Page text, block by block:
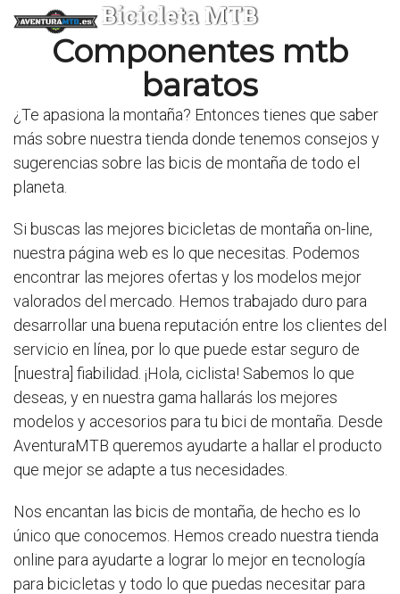
Bicicleta MTB
Componentes mtb
baratos
¿Te apasiona la montaña? Entonces tienes que saber
más sobre nuestra tienda donde tenemos consejos y
sugerencias sobre las bicis de montaña de todo el
planeta.
Si buscas las mejores bicicletas de montaña on-line,
nuestra página web es lo que necesitas. Podemos
encontrar las mejores ofertas y los modelos mejor
valorados del mercado. Hemos trabajado duro para
desarrollar una buena reputación entre los clientes del
servicio en línea, por lo que puede estar seguro de
[nuestra] fiabilidad. ¡Hola, ciclista! Sabemos lo que
deseas, y en nuestra gama hallarás los mejores
modelos y accesorios para tu bici de montaña. Desde
AventuraMTB queremos ayudarte a hallar el producto
que mejor se adapte a tus necesidades.
Nos encantan las bicis de montaña, de hecho es lo
único que conocemos. Hemos creado nuestra tienda
online para ayudarte a lograr lo mejor en tecnología
para bicicletas y todo lo que puedas necesitar para